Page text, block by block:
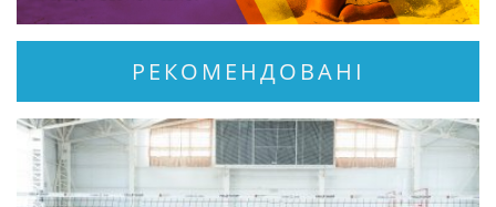
РЕКОМЕНДОВАНІ